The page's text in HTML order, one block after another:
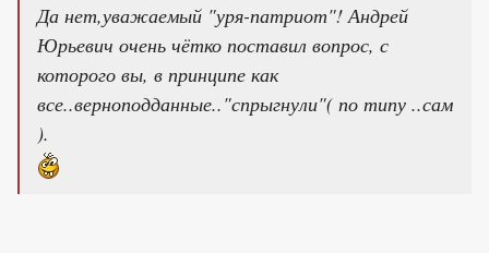
Да нет,уважаемый "уря-патриот"! Андрей
Юрьевич очень чётко поставил вопрос, с
которого вы, в принципе как
все..верноподданные.."спрыгнули"( по типу ..сам
).